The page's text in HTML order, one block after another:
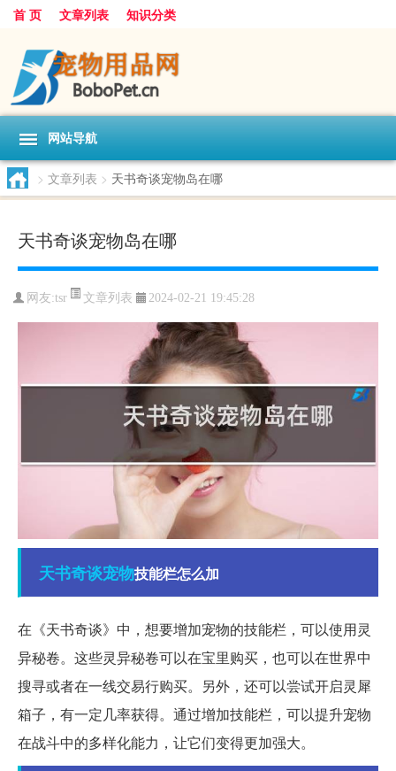
首 页 文章列表 知识分类
网站导航
> 文章列表 > 天书奇谈宠物岛在哪
天书奇谈宠物岛在哪
网友:tsr 文章列表 2024-02-21 19:45:28
天书奇谈宠物技能栏怎么加
在《天书奇谈》中，想要增加宠物的技能栏，可以使用灵
异秘卷。这些灵异秘卷可以在宝里购买，也可以在世界中
搜寻或者在一线交易行购买。另外，还可以尝试开启灵犀
箱子，有一定几率获得。通过增加技能栏，可以提升宠物
在战斗中的多样化能力，让它们变得更加强大。